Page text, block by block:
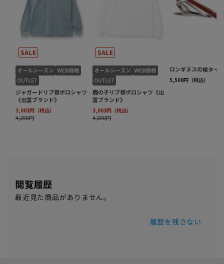
閲覧履歴
最近見た商品がありません。
履歴を残さない